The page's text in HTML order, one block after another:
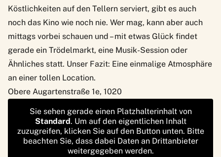
Köstlichkeiten auf den Tellern serviert, gibt es auch
noch das Kino wie noch nie. Wer mag, kann aber auch
mittags vorbei schauen und – mit etwas Glück findet
gerade ein Trödelmarkt, eine Musik-Session oder
Ähnliches statt. Unser Fazit: Eine einmalige Atmosphäre
an einer tollen Location.
Obere Augartenstraße 1e, 1020
Sie sehen gerade einen Platzhalterinhalt von
Standard. Um auf den eigentlichen Inhalt
zuzugreifen, klicken Sie auf den Button unten. Bitte
beachten Sie, dass dabei Daten an Drittanbieter
weitergegeben werden.